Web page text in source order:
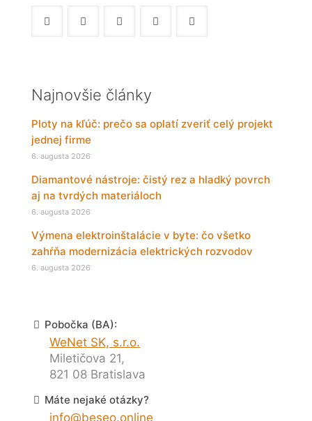
Najnovšie články
Ploty na kľúč: prečo sa oplatí zveriť celý projekt
jednej firme
6. augusta 2026
Diamantové nástroje: čistý rez a hladký povrch
aj na tvrdých materiáloch
6. augusta 2026
Výmena elektroinštalácie v byte: čo všetko
zahŕňa modernizácia elektrických rozvodov
6. augusta 2026
Pobočka (BA):
WeNet SK, s.r.o.
Miletičova 21,
821 08 Bratislava
Máte nejaké otázky?
info@beseo.online